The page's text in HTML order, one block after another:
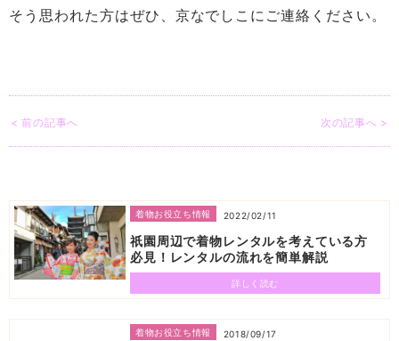
そう思われた方はぜひ、京なでしこにご連絡ください。
< 前の記事へ 次の記事へ >
着物お役立ち情報 2022/02/11
祇園周辺で着物レンタルを考えている方
必見！レンタルの流れを簡単解説
詳しく読む
着物お役立ち情報 2018/09/17